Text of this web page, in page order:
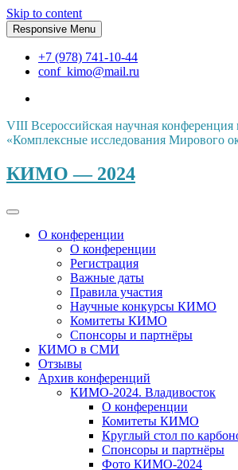
Skip to content
Responsive Menu
+7 (978) 741-10-44
conf_kimo@mail.ru
VIII Всероссийская научная
«Комплексные исследования Мирового
КИМО — 2024
О конференции
О конференции
Регистрация
Важные даты
Правила участия
Научные конкурсы КИМО
Комитеты КИМО
Спонсоры и партнёры
КИМО в СМИ
Отзывы
Архив конференций
КИМО-2024. Владивосток
О конференции
Комитеты КИМО
Круглый стол по
Спонсоры и партнёры
Фото КИМО-2024